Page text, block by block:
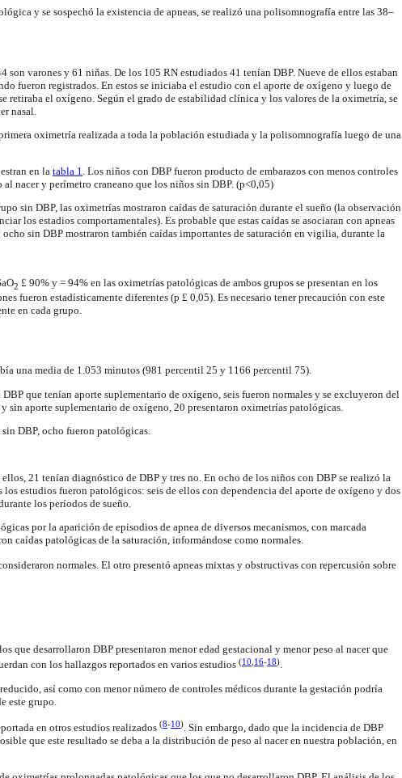
y se sospechó la existencia de apneas, se realizó una polisomnografía entre las 38–
son varones y 61 niñas. De los 105 RN estudiados 41 tenían DBP. Nueve de ellos estaban
fueron registrados. En estos se iniciaba el estudio con el aporte de oxígeno y luego de
retiraba el oxígeno. Según el grado de estabilidad clínica y los valores de la oximetría, se
nasal.
oximetría realizada a toda la población estudiada y la polisomnografía luego de una
en la tabla 1 . Los niños con DBP fueron producto de embarazos con menos controles
nacer y perímetro craneano que los niños sin DBP. (p<0,05)
sin DBP, las oximetrías mostraron caídas de saturación durante el sueño (la observación
los estadios comportamentales). Es probable que estas caídas se asociaran con apneas
ocho sin DBP mostraron también caídas importantes de saturación en vigilia, durante la
2 £ 90% y = 94% en las oximetrías patológicas de ambos grupos se presentan en los
fueron estadísticamente diferentes (p £ 0,05). Es necesario tener precaución con este
en cada grupo.
una media de 1.053 minutos (981 percentil 25 y 1166 percentil 75).
que tenían aporte suplementario de oxígeno, seis fueron normales y se excluyeron del
sin aporte suplementario de oxígeno, 20 presentaron oximetrías patológicas.
DBP, ocho fueron patológicas.
21 tenían diagnóstico de DBP y tres no. En ocho de los niños con DBP se realizó la
estudios fueron patológicos: seis de ellos con dependencia del aporte de oxígeno y dos
los períodos de sueño.
por la aparición de episodios de apnea de diversos mecanismos, con marcada
caídas patológicas de la saturación, informándose como normales.
normales. El otro presentó apneas mixtas y obstructivas con repercusión sobre
que desarrollaron DBP presentaron menor edad gestacional y menor peso al nacer que
con los hallazgos reportados en varios estudios (10 16-18).
así como con menor número de controles médicos durante la gestación podría
este grupo.
en otros estudios realizados (8-10). Sin embargo, dado que la incidencia de DBP
que este resultado se deba a la distribución de peso al nacer en nuestra población, en